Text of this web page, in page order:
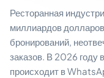
Ресторанная
миллиардов
бронирований,
заказов. В 2026 году
происходит в